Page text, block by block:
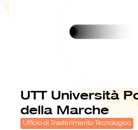
UTT Università
della Marche
Ufficio di Trasferimento Tecnologico